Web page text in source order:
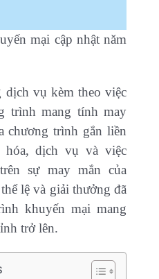
mại cập nhật năm
dịch vụ kèm theo việc
trình mang tính may
chương trình gắn liền
hóa, dịch vụ và việc
sự may mắn của
lệ và giải thưởng đã
khuyến mại mang
trở lên.